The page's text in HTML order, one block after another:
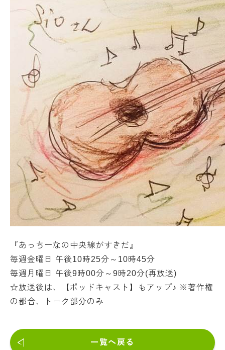
『あっちーなの中央線がすきだ』
毎週金曜日 午後10時25分～10時45分
毎週月曜日 午後9時00分～9時20分(再放送)
☆放送後は、【ポッドキャスト】もアップ♪ ※著作権
の都合、トーク部分のみ
一覧へ戻る